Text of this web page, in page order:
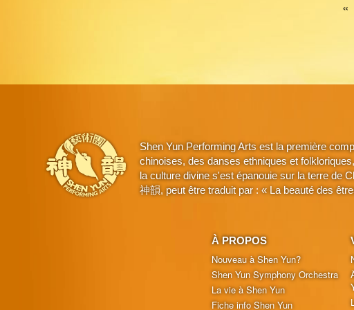
«
Shen Yun Performing Arts est la première
chinoises, des danses ethniques et
la culture divine s'est épanouie sur la terre de
神韻, peut être traduit par : « La beauté des
À PROPOS
Nouveau à Shen Yun?
Shen Yun Symphony Orchestra
La vie à Shen Yun
Fiche info Shen Yun